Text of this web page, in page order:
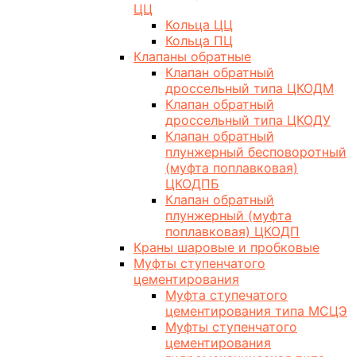
ЦЦ
Кольца ЦЦ
Кольца ПЦ
Клапаны обратные
Клапан обратный
дроссельный типа ЦКОДМ
Клапан обратный
дроссельный типа ЦКОДУ
Клапан обратный
плунжерный бесповоротный
(муфта поплавковая)
ЦКОДПБ
Клапан обратный
плунжерный (муфта
поплавковая) ЦКОДП
Краны шаровые и пробковые
Муфты ступенчатого
цементирования
Муфта ступечатого
цементирования типа МСЦЭ
Муфты ступенчатого
цементирования